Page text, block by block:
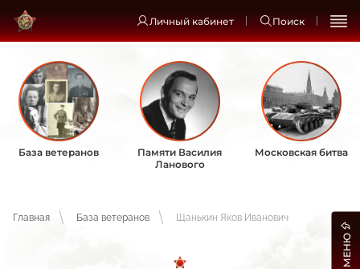
Личный кабинет Поиск
База ветеранов
Памяти Василия
Ланового
Московская битва
Главная База ветеранов Щанькин Яков Иванович
МЕНЮ